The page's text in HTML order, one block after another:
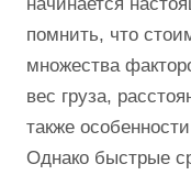
помнить, что
множества
вес груза,
также
Однако быстрые